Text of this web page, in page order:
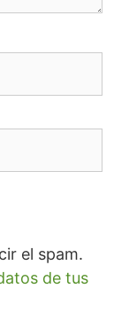
el spam.
de tus